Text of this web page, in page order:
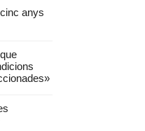
anys